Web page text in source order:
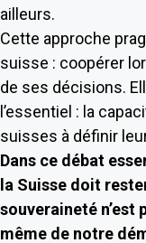
ailleurs.
Cette approche
suisse : coopérer
de ses décisions.
l’essentiel : la
suisses à définir
Dans ce débat
la Suisse doit
souveraineté n’est
même de notre